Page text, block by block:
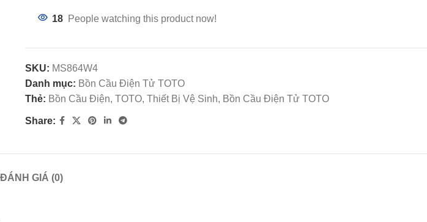
18 People watching this product now!
SKU: MS864W4
Danh mục: Bồn Cầu Điện Tử TOTO
Thẻ: Bồn Cầu Điện, TOTO, Thiết Bị Vệ Sinh, Bồn Cầu Điện Tử TOTO
Share:
ĐÁNH GIÁ (0)